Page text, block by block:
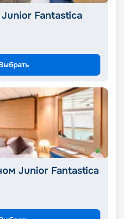
Fantastica
Junior Fantastica